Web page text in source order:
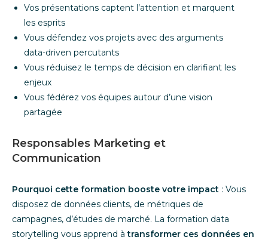
Vos présentations captent l’attention et marquent
les esprits
Vous défendez vos projets avec des arguments
data-driven percutants
Vous réduisez le temps de décision en clarifiant les
enjeux
Vous fédérez vos équipes autour d’une vision
partagée
Responsables Marketing et
Communication
Pourquoi cette formation booste votre impact : Vous
disposez de données clients, de métriques de
campagnes, d’études de marché. La formation data
storytelling vous apprend àtransformer ces données en